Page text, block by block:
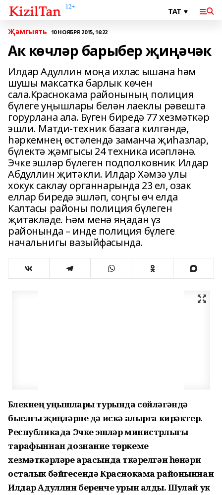
Җәмгыять 10 НОЯБРЯ 2015, 16:22
Ак көчләр барыбер җиңәчәк
Илдар Адуллин моңа ихлас ышана һәм
шушы максатка барлык көчен
сала.Краснокама районының полиция
бүлеге уңышлары белән лаеклы рәвештә
горурлана ала. Бүген биредә 77 хезмәткәр
эшли. Матди-техник базага килгәндә,
һәркемнең өстәлендә заманча җиһазлар,
бүлектә җәмгысы 24 техника исәпләнә.
Эчке эшләр бүлеген подполковник Илдар
Абдуллин җитәкли. Илдар Хәмзә улы
хокук саклау органнарында 23 ел, озак
еллар биредә эшләп, соңгы өч елда
Калтасы районы полиция бүлеген
җитәкләде. Һәм менә яңадан үз
районында – инде полиция бүлеге
начальнигы вазыйфасында.
Бүлекнең уңышлары турында сөйләгәндә
быелгы җиңүләрне дә искә алырга кирәктер.
Республикада Эчке эшләр министрлыгы
тарафыннан дознание төркеме
хезмәткәрләре арасында үткәрелгән һөнәри
осталык бәйгесендә Краснокама районыннан
Илдар Адуллин беренче урын алды. Шулай ук